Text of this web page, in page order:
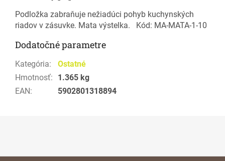
Podložka zabraňuje nežiadúci pohyb kuchynských
riadov v zásuvke. Mata výstelka. Kód: MA-MATA-1-10
Dodatočné parametre
Kategória:
Ostatné
Hmotnosť:
1.365 kg
EAN: 5902801318894